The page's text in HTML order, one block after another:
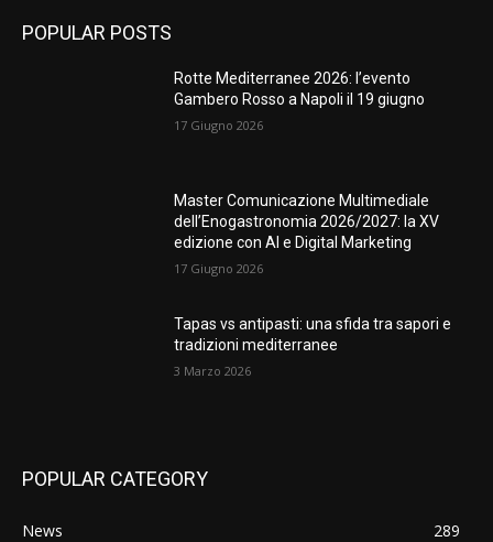
POPULAR POSTS
Rotte Mediterranee 2026: l’evento
Gambero Rosso a Napoli il 19 giugno
17 Giugno 2026
Master Comunicazione Multimediale
dell’Enogastronomia 2026/2027: la XV
edizione con AI e Digital Marketing
17 Giugno 2026
Tapas vs antipasti: una sfida tra sapori e
tradizioni mediterranee
3 Marzo 2026
POPULAR CATEGORY
News
289